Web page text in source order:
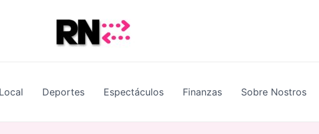
Local Deportes Espectáculos Finanzas Sobre Nostros